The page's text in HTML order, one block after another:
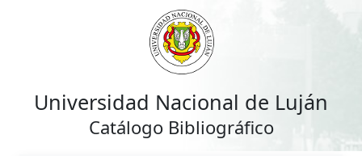
Universidad Nacional de Luján
Catálogo Bibliográfico